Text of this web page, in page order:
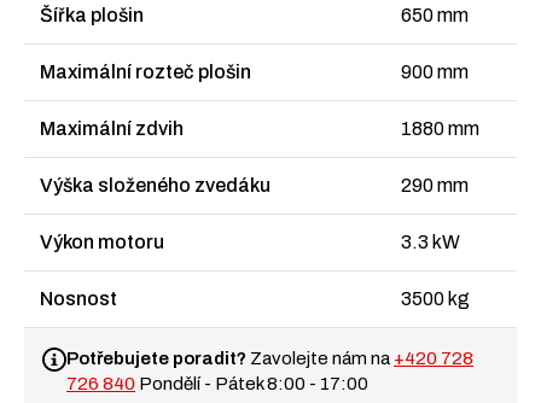
Šířka plošin 650 mm
Maximální rozteč plošin 900 mm
Maximální zdvih 1880 mm
Výška složeného zvedáku 290 mm
Výkon motoru 3.3 kW
Nosnost 3500 kg
Potřebujete poradit? Zavolejte nám na+420 728
726 840 Pondělí - Pátek 8:00 - 17:00